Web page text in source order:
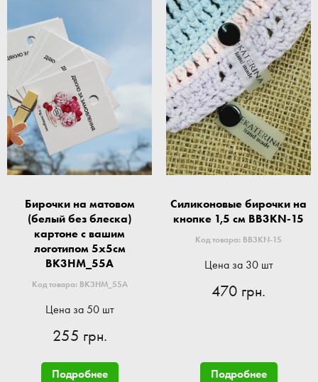
Бирочки на матовом
(белый без блеска)
картоне с вашим
логотипом 5x5см
BK3HM_55A
Код товара: BK3HM_55A
Цена за 50 шт
255 грн.
Подробнее
Силиконовые бирочки на
кнопке 1,5 см BB3KN-15
Код товара: BB3KN-15
Цена за 30 шт
470 грн.
Подробнее